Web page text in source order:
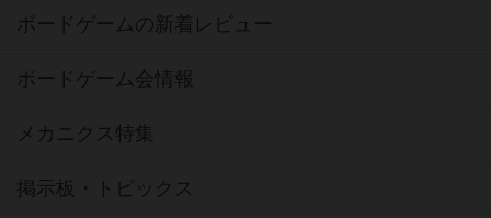
ボードゲームの新着レビュー
ボードゲーム会情報
メカニクス特集
掲示板・トピックス